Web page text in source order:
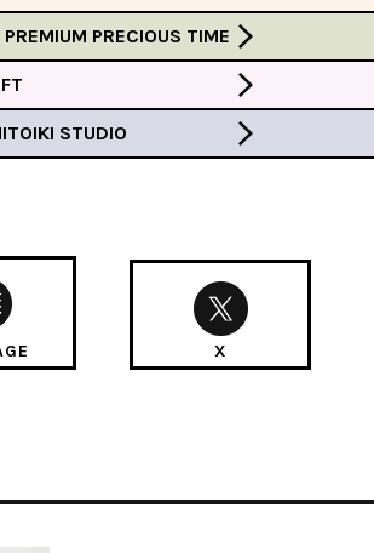
PRECIOUS TIME
STUDIO
X